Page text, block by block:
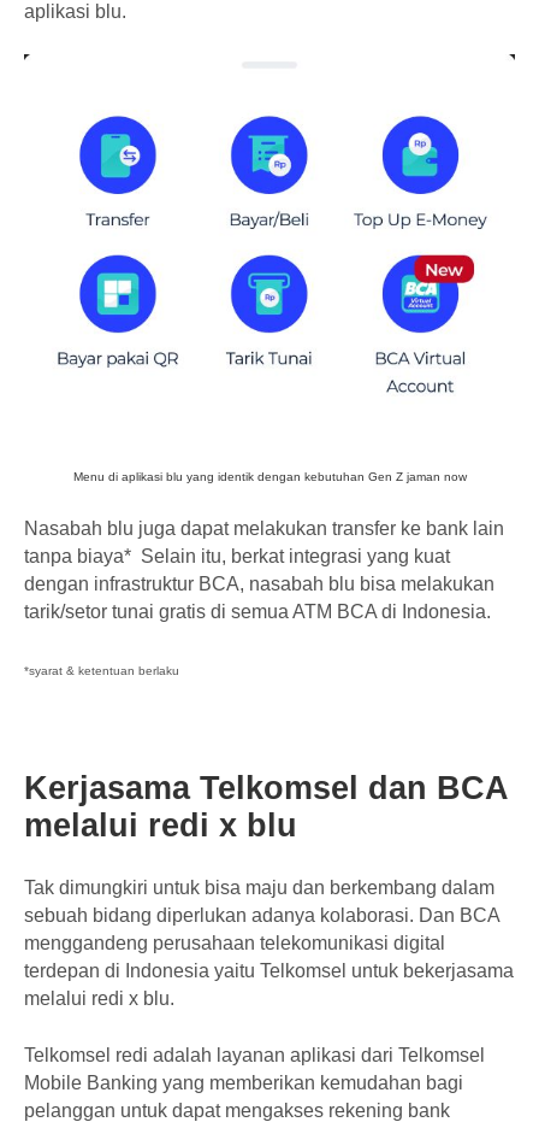
aplikasi blu.
Menu di aplikasi blu yang identik dengan kebutuhan Gen Z jaman now
Nasabah blu juga dapat melakukan transfer ke bank lain
tanpa biaya* Selain itu, berkat integrasi yang kuat
dengan infrastruktur BCA, nasabah blu bisa melakukan
tarik/setor tunai gratis di semua ATM BCA di Indonesia.
*syarat & ketentuan berlaku
Kerjasama Telkomsel dan BCA
melalui redi x blu
Tak dimungkiri untuk bisa maju dan berkembang dalam
sebuah bidang diperlukan adanya kolaborasi. Dan BCA
menggandeng perusahaan telekomunikasi digital
terdepan di Indonesia yaitu Telkomsel untuk bekerjasama
melalui redi x blu.
Telkomsel redi adalah layanan aplikasi dari Telkomsel
Mobile Banking yang memberikan kemudahan bagi
pelanggan untuk dapat mengakses rekening bank